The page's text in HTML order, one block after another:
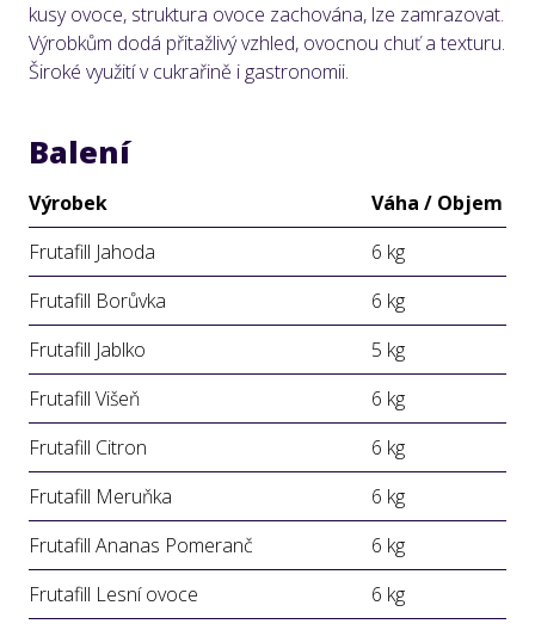
kusy ovoce, struktura ovoce zachována, lze zamrazovat.
Výrobkům dodá přitažlivý vzhled, ovocnou chuť a texturu.
Široké využití v cukrařině i gastronomii.
Balení
Výrobek
Váha / Objem
Frutafill Jahoda
6 kg
Frutafill Borůvka
6 kg
Frutafill Jablko
5 kg
Frutafill Višeň
6 kg
Frutafill Citron
6 kg
Frutafill Meruňka
6 kg
Frutafill Ananas Pomeranč
6 kg
Frutafill Lesní ovoce
6 kg